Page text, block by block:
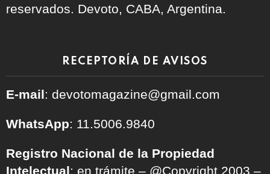
reservados. Devoto, CABA, Argentina.
RECEPTORÍA DE AVISOS
E-mail: devotomagazine@gmail.com
WhatsApp: 11.5006.9840
Registro Nacional de la Propiedad
Intelectual: en trámite – @Copyright 2003 –